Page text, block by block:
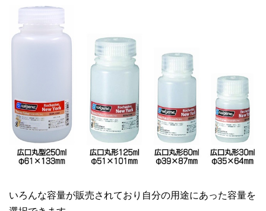
いろんな容量が販売されており自分の用途にあった容量を